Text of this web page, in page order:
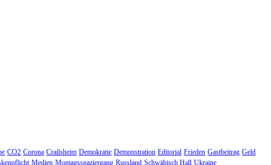
CO2 Corona Crailsheim Demokratie Demonstration Editorial Frieden Gastbeitrag Geld
Medien Montagsspaziergang Russland Schwäbisch Hall Ukraine